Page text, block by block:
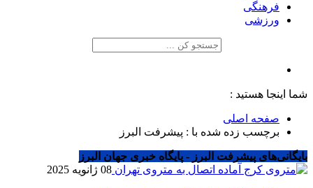
فرهنگی
ورزشی
شما اینجا هستید :
صفحه اصلی
برچسب زده شده با : پیشرفت البرز
بایگانی‌های پیشرفت البرز - پایگاه خبری جهان البرز
08 ژانویه 2025